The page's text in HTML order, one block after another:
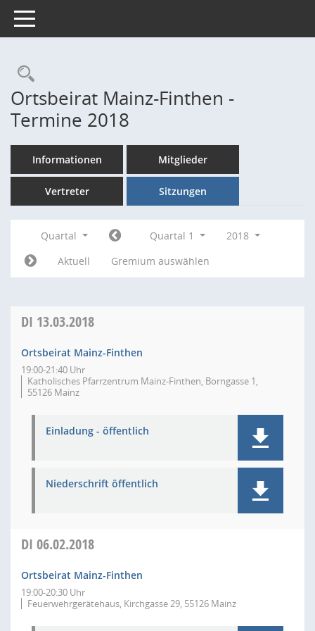
Toggle navigation
Rechercheauswahl
Ortsbeirat Mainz-Finthen -
Termine 2018
Informationen Mitglieder
Vertreter Sitzungen
Quartal Quartal 1
2018
Aktuell
Gremium auswählen
DI 13.03.2018
Ortsbeirat Mainz-Finthen
19:00-21:40 Uhr
Katholisches Pfarrzentrum Mainz-Finthen, Borngasse 1,
55126 Mainz
Einladung - öffentlich
Niederschrift öffentlich
DI 06.02.2018
Ortsbeirat Mainz-Finthen
19:00-20:30 Uhr
Feuerwehrgerätehaus, Kirchgasse 29, 55126 Mainz